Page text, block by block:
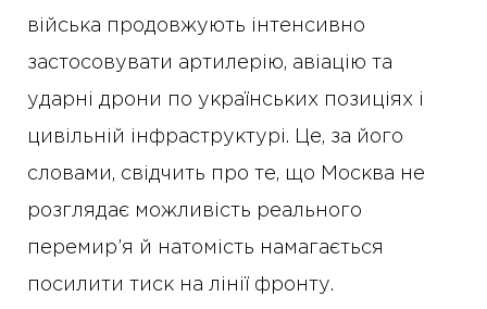
війська продовжують інтенсивно
застосовувати артилерію, авіацію та
ударні дрони по українських позиціях і
цивільній інфраструктурі. Це, за його
словами, свідчить про те, що Москва не
розглядає можливість реального
перемир’я й натомість намагається
посилити тиск на лінії фронту.